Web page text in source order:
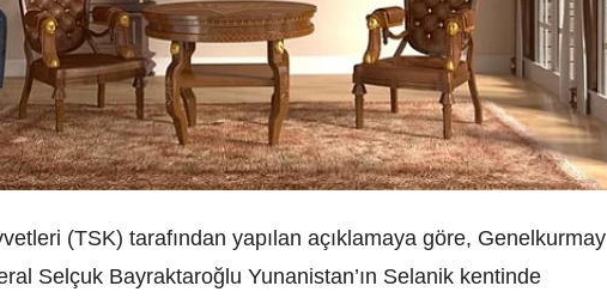
(TSK) tarafından yapılan açıklamaya göre, Genelkurmay
Selçuk Bayraktaroğlu Yunanistan’ın Selanik kentinde